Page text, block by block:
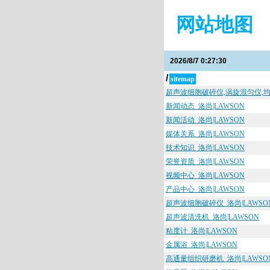
网站地图
2026/8/7 0:27:30
/ sitemap
超声波细胞破碎仪,涡旋混匀仪,
新闻动态_洛尚|LAWSON
新闻活动_洛尚|LAWSON
媒体关系_洛尚|LAWSON
技术知识_洛尚|LAWSON
荣誉资质_洛尚|LAWSON
视频中心_洛尚|LAWSON
产品中心_洛尚|LAWSON
超声波细胞破碎仪_洛尚
超声波清洗机_洛尚|LAWSON
粘度计_洛尚|LAWSON
金属浴_洛尚|LAWSON
高通量组织研磨机_洛尚